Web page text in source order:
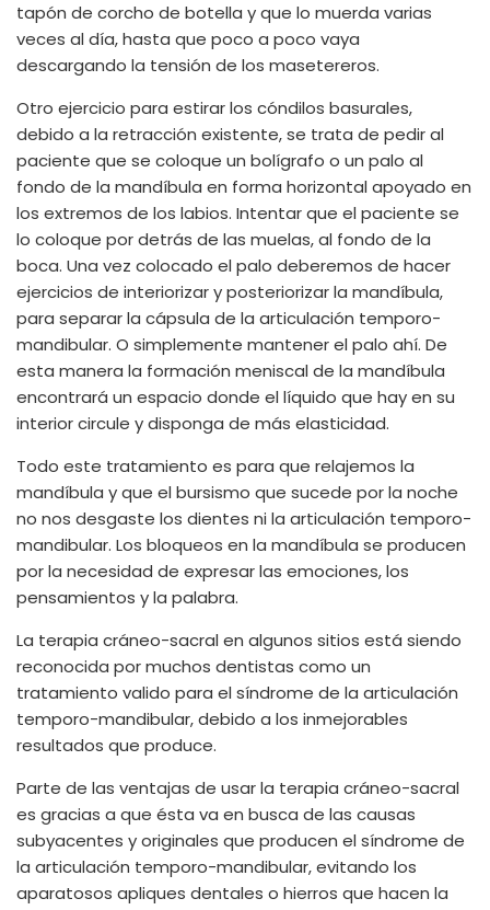
tapón de corcho de botella y que lo muerda varias
veces al día, hasta que poco a poco vaya
descargando la tensión de los masetereros.
Otro ejercicio para estirar los cóndilos basurales,
debido a la retracción existente, se trata de pedir al
paciente que se coloque un bolígrafo o un palo al
fondo de la mandíbula en forma horizontal apoyado en
los extremos de los labios. Intentar que el paciente se
lo coloque por detrás de las muelas, al fondo de la
boca. Una vez colocado el palo deberemos de hacer
ejercicios de interiorizar y posteriorizar la mandíbula,
para separar la cápsula de la articulación temporo-
mandibular. O simplemente mantener el palo ahí. De
esta manera la formación meniscal de la mandíbula
encontrará un espacio donde el líquido que hay en su
interior circule y disponga de más elasticidad.
Todo este tratamiento es para que relajemos la
mandíbula y que el bursismo que sucede por la noche
no nos desgaste los dientes ni la articulación temporo-
mandibular. Los bloqueos en la mandíbula se producen
por la necesidad de expresar las emociones, los
pensamientos y la palabra.
La terapia cráneo-sacral en algunos sitios está siendo
reconocida por muchos dentistas como un
tratamiento valido para el síndrome de la articulación
temporo-mandibular, debido a los inmejorables
resultados que produce.
Parte de las ventajas de usar la terapia cráneo-sacral
es gracias a que ésta va en busca de las causas
subyacentes y originales que producen el síndrome de
la articulación temporo-mandibular, evitando los
aparatosos apliques dentales o hierros que hacen la